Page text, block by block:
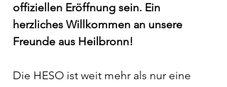
offiziellen Eröffnung sein. Ein
herzliches Willkommen an unsere
Freunde aus Heilbronn!
Die HESO ist weit mehr als nur eine